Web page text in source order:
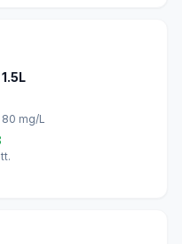
80 mg/L